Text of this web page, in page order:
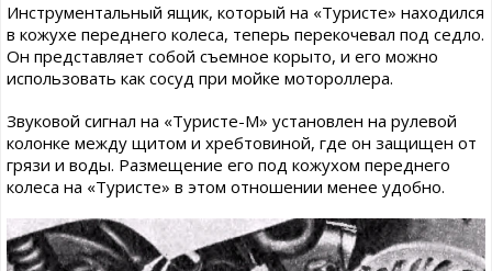
Инструментальный ящик, который на «Туристе» находился
в кожухе переднего колеса, теперь перекочевал под седло.
Он представляет собой съемное корыто, и его можно
использовать как сосуд при мойке мотороллера.
Звуковой сигнал на «Туристе-М» установлен на рулевой
колонке между щитом и хребтовиной, где он защищен от
грязи и воды. Размещение его под кожухом переднего
колеса на «Туристе» в этом отношении менее удобно.